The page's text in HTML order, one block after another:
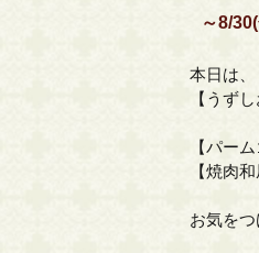
～8/
本日は、
【うず
【パー
【焼肉
お気を